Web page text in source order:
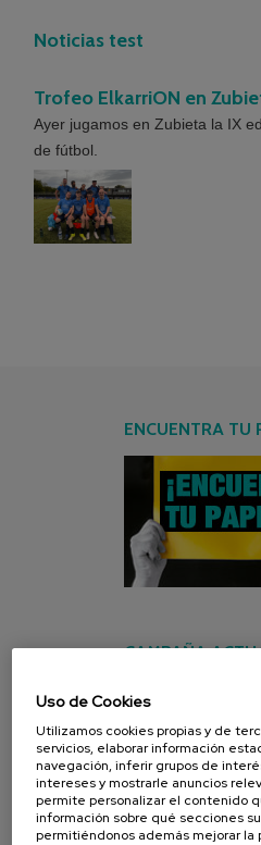
Noticias test
Trofeo ElkarriON en
Ayer jugamos en Zubieta la IX
de fútbol.
ENCUENTRA TU
CAMPAÑA
Uso de Cookies
Utilizamos cookies propias y de
servicios, elaborar información
navegación, inferir grupos de
intereses y mostrarle anuncios
permite personalizar el contenido
información sobre qué secciones
permitiéndonos además mejorar la